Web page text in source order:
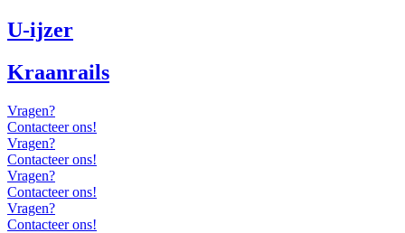
U-ijzer
Kraanrails
Vragen?
Contacteer ons!
Vragen?
Contacteer ons!
Vragen?
Contacteer ons!
Vragen?
Contacteer ons!